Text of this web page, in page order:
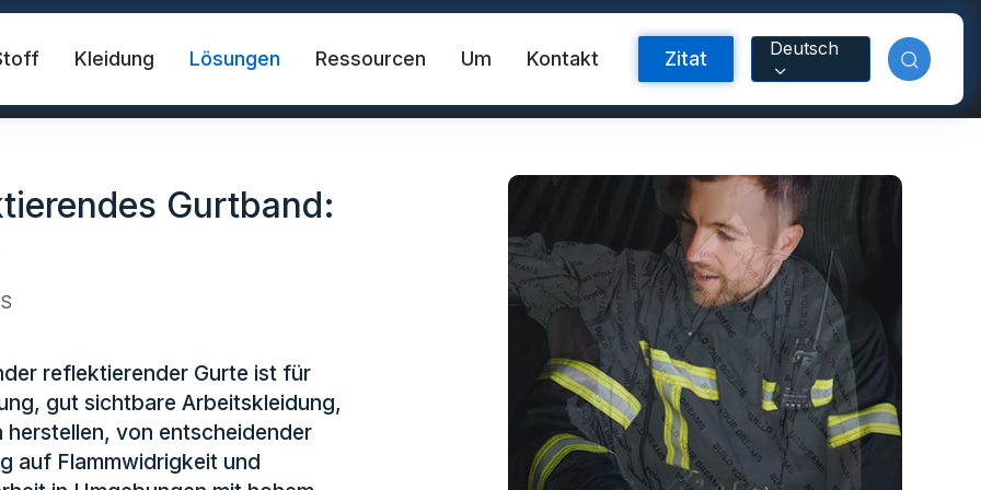
Kleidung Lösungen Ressourcen Um Kontakt Zitat Deutsch
Stoff Sicherheitsweste FR-Reflektorband
Material Reflektierendes Wärmetransfer-Vinyl
Gurtband:
reflektierender Gurte ist für
gut sichtbare Arbeitskleidung,
von entscheidender
auf Flammwidrigkeit und